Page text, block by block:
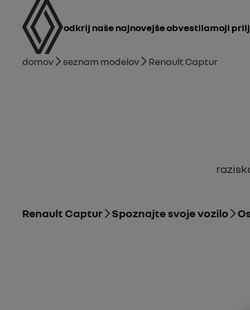
uporabniški priročnik
Glavna navigacija
odkrij naše najnovejše obvestila Moji
Drobtina
Domov Seznam modelov Renault Captur
Renault Captur Spoznajte svoje vozilo